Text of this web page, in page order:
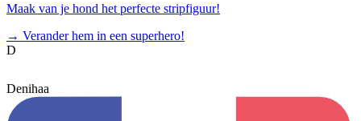
Maak van je hond het perfecte stripfiguur!
→ Verander hem in een superhero!
D
Denihaa